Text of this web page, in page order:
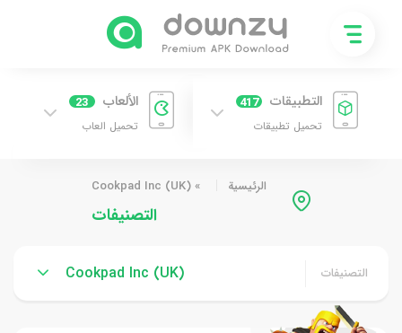
التطبيقات 417
تحميل تطبيقات
الألعاب 23
تحميل العاب
الرئيسية »
Cookpad Inc (UK)
التصنيفات
التصنيفات Cookpad Inc (UK)